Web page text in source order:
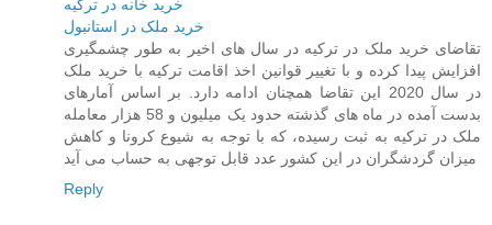
خريد خانه در ترکيه
خريد ملک در استانبول
تقاضای خرید ملک در ترکیه در سال های اخیر به طور چشمگیری
افزایش پیدا کرده و با تغییر قوانین اخذ اقامت ترکیه با خرید ملک
در سال 2020 این تقاضا همچنان ادامه دارد. بر اساس آمارهای
بدست آمده در ماه های گذشته حدود یک میلیون و 58 هزار معامله
ملک در ترکیه به ثبت رسیده، که با توجه به شیوع کرونا و کاهش
میزان گردشگران در این کشور عدد قابل توجهی به حساب می آید
Reply